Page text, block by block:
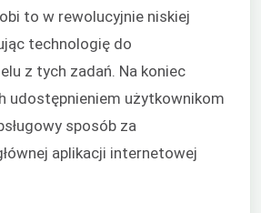
to w rewolucyjnie niskiej
technologię do
z tych zadań. Na koniec
udostępnieniem użytkownikom
sposób za
aplikacji internetowej